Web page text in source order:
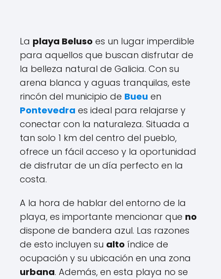
La playa Beluso es un lugar imperdible
para aquellos que buscan disfrutar de
la belleza natural de Galicia. Con su
arena blanca y aguas tranquilas, este
rincón del municipio de Bueu en
Pontevedra es ideal para relajarse y
conectar con la naturaleza. Situada a
tan solo 1 km del centro del pueblo,
ofrece un fácil acceso y la oportunidad
de disfrutar de un día perfecto en la
costa.
A la hora de hablar del entorno de la
playa, es importante mencionar que no
dispone de bandera azul. Las razones
de esto incluyen su alto índice de
ocupación y su ubicación en una zona
urbana. Además, en esta playa no se